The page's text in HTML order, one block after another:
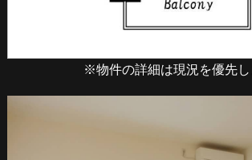
※物件の詳細は現況を優先し